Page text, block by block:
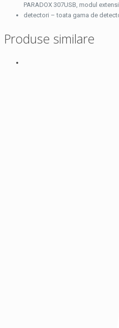
PARADOX 307USB, modul
detectori – toata gama de
Produse similare